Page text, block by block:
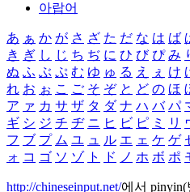
아랍어
あ ぁ か が さ ざ た だ な は ば
き ぎ し じ ち ぢ に ひ び ぴ み
ぬ ふ ぶ ぷ む ゆ ゅ る え ぇ け
れ お ぉ こ ご そ ぞ と ど の ほ
ア ァ カ サ ザ タ ダ ナ ハ バ パ
ギ シ ジ チ ヂ ニ ヒ ビ ピ ミ リ
フ ブ プ ム ユ ュ ル エ ェ ケ ゲ
ォ コ ゴ ソ ゾ ト ド ノ ホ ボ ポ
http://chineseinput.net/에서